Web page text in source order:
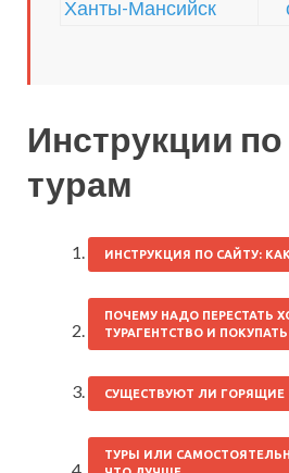
Ханты-Мансийск
Инструкции
турам
ИНСТРУКЦИЯ ПО САЙТУ:
ПОЧЕМУ НАДО ПЕРЕСТАТЬ
ТУРАГЕНТСТВО И
СУЩЕСТВУЮТ ЛИ ГОРЯЩИЕ
ТУРЫ ИЛИ